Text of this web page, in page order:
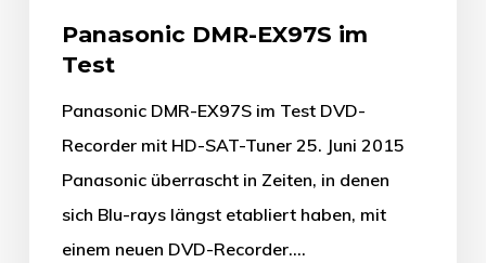
Panasonic DMR-EX97S im
Test
Panasonic DMR-EX97S im Test DVD-
Recorder mit HD-SAT-Tuner 25. Juni 2015
Panasonic überrascht in Zeiten, in denen
sich Blu-rays längst etabliert haben, mit
einem neuen DVD-Recorder.…